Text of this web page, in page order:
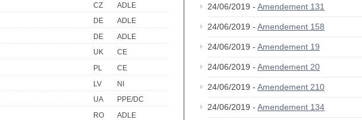
CZ
ADLE
DE
ADLE
DE
ADLE
UK
CE
PL
CE
LV
NI
UA
PPE/DC
RO
ADLE
24/06/2019 - Amendement 131
24/06/2019 - Amendement 158
24/06/2019 - Amendement 19
24/06/2019 - Amendement 20
24/06/2019 - Amendement 210
24/06/2019 - Amendement 134